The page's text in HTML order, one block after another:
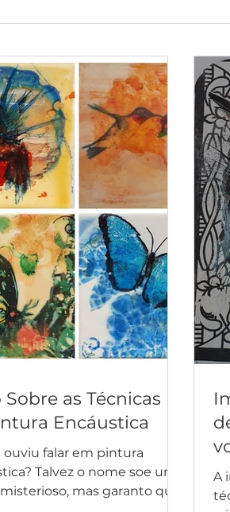
as Técnicas
Encáustica
ouviu falar em pintura
Talvez o nome soe um
mas garanto que
A